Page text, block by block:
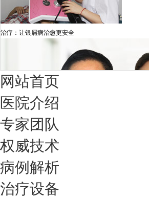
治疗：让银屑病治愈更安全
我们只治银屑病，我们在成都坐诊
网站首页
医院介绍
专家团队
权威技术
病例解析
治疗设备